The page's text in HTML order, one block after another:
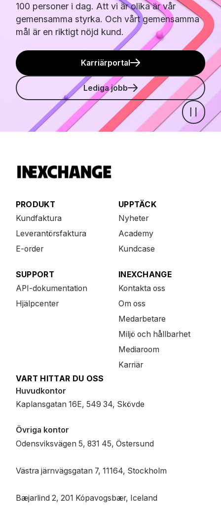
100 personer i dag. Att vi är olika är vår
gemensamma styrka. Och vårt gemensamma
mål är en riktigt nöjd kund.
Karriärportal
Lediga jobb
Pause
PRODUKT
Kundfaktura
Leverantörsfaktura
E-order
UPPTÄCK
Nyheter
Academy
Kundcase
SUPPORT
API-dokumentation
Hjälpcenter
INEXCHANGE
Kontakta oss
Om oss
Medarbetare
Miljö och hållbarhet
Mediaroom
Karriär
VART HITTAR DU OSS
Huvudkontor
Kaplansgatan 16E, 549 34, Skövde
Övriga kontor
Odensviksvägen 5, 831 45, Östersund
Västra järnvägsgatan 7, 11164, Stockholm
Bæjarlind 2, 201 Kópavogsbær, Iceland